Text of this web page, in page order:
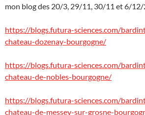
mon blog des 20/3, 29/11, 30/11 et 6/12/
https://blogs.futura-sciences.com/
chateau-dozenay-bourgogne/
https://blogs.futura-sciences.com/
chateau-de-nobles-bourgogne/
https://blogs.futura-sciences.com/
chateau-de-messey-sur-grosne-